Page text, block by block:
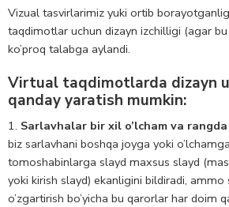
Vizual tasvirlarimiz yuki ortib
taqdimotlar uchun dizayn izchilligi (agar bu
ko’proq talabga aylandi.
Virtual taqdimotlarda dizayn
qanday yaratish mumkin:
Sarlavhalar bir xil o’lcham va
biz sarlavhani boshqa joyga yoki
tomoshabinlarga slayd maxsus slayd
yoki kirish slayd) ekanligini bildiradi, ammo
o’zgartirish bo’yicha bu qarorlar har doim